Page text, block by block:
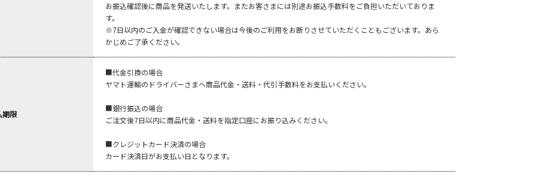
お振込確認後に商品を発送いたします。またお客さまには別途お振込手数料をご負担いただいておりま
す。
※7日以内のご入金が確認できない場合は今後のご利用をお断りさせていただくこともございます。あら
かじめご了承ください。
期限
■代金引換の場合
ヤマト運輸のドライバーさまへ商品代金・送料・代引手数料をお支払いください。
■銀行振込の場合
ご注文後7日以内に商品代金・送料を指定口座にお振り込みください。
■クレジットカード決済の場合
カード決済日がお支払い日となります。